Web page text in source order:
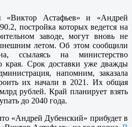
«Виктор Астафьев» и «Андрей
постройка которых ведется на
заводе, могут вновь не
летом. Об этом сообщили
ссылаясь на министерство
края. Срок доставки уже дважды
напомним, заказала
их начали в 2021. Их общая
рублей. Край планирует взять
до 2040 года.
«Андрей Дубенский» прибудет в